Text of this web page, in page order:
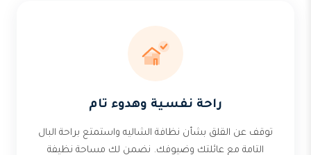
راحة نفسية وهدوء تام
توقف عن القلق بشأن نظافة الشاليه واستمتع براحة البال
التامة مع عائلتك وضيوفك. نضمن لك مساحة نظيفة